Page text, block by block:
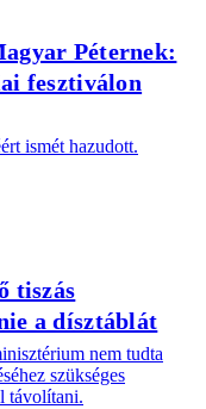
Péternek:
fesztiválon
ismét hazudott.
tiszás
a dísztáblát
nem tudta
szükséges
távolítani.